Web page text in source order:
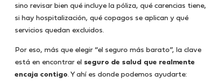
sino revisar bien qué incluye la póliza, qué carencias tiene,
si hay hospitalización, qué copagos se aplican y qué
servicios quedan excluidos.
Por eso, más que elegir “el seguro más barato”, la clave
está en encontrar el seguro de salud que realmente
encaja contigo. Y ahí es donde podemos ayudarte: